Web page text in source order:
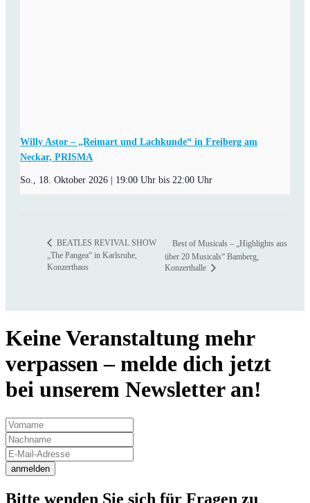
Willy Astor – „Reimart und Lachkunde“ in Freiberg am
Neckar, PRISMA
So., 18. Oktober 2026 | 19:00 Uhr bis 22:00 Uhr
BEATLES REVIVAL SHOW
„The Pangea“ in Karlsruhe,
Konzerthaus
Best of Musicals – „Highlights aus
über 20 Musicals“ Bamberg,
Konzerthalle
Keine Veranstaltung mehr
verpassen – melde dich jetzt
bei unserem Newsletter an!
anmelden
Bitte wenden Sie sich für Fragen zu